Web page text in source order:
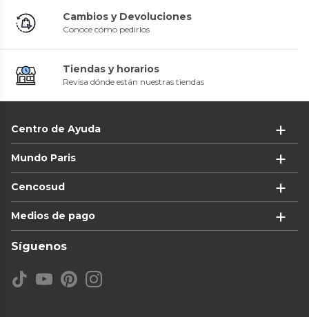
Cambios y Devoluciones
Conoce cómo pedirlos
Tiendas y horarios
Revisa dónde están nuestras tiendas
Centro de Ayuda
Mundo Paris
Cencosud
Medios de pago
Síguenos